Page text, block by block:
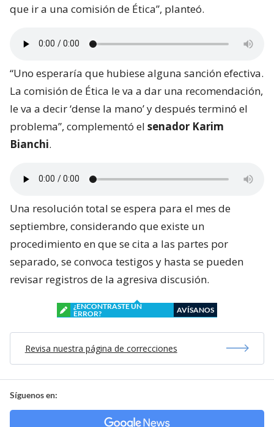
que ir a una comisión de Ética”, planteó.
“Uno esperaría que hubiese alguna sanción efectiva.
La comisión de Ética le va a dar una recomendación,
le va a decir ‘dense la mano’ y después terminó el
problema”, complementó el senador Karim
Bianchi.
Una resolución total se espera para el mes de
septiembre, considerando que existe un
procedimiento en que se cita a las partes por
separado, se convoca testigos y hasta se pueden
revisar registros de la agresiva discusión.
¿ENCONTRASTE UN
ERROR?
AVÍSANOS
Revisa nuestra página de correcciones
Síguenos en: